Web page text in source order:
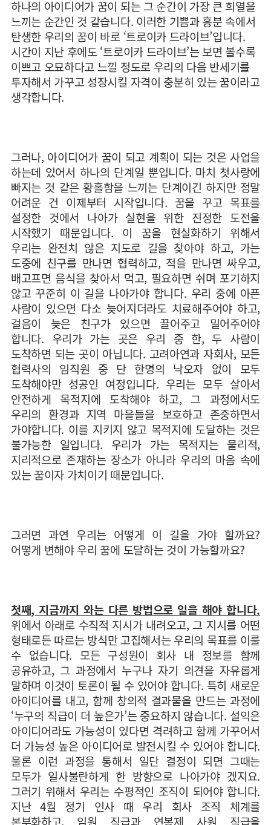
하나의 아이디어가 꿈이 되는 그 순간이 가장 큰 희열을
느끼는 순간인 것 같습니다. 이러한 기쁨과 흥분 속에서
탄생한 우리의 꿈이 바로 ‘트로이카 드라이브’입니다.
시간이 지난 후에도 ‘트로이카 드라이브’는 보면 볼수록
이쁘고 오묘하다고 느낄 정도로 우리의 다음 반세기를
투자해서 가꾸고 성장시킬 자격이 충분히 있는 꿈이라고
생각합니다.
그러나, 아이디어가 꿈이 되고 계획이 되는 것은 사업을
하는데 있어서 하나의 단계일 뿐입니다. 마치 첫사랑에
빠지는 것 같은 황홀함을 느끼는 단계이긴 하지만 정말
어려운 건 이제부터 시작입니다. 꿈을 꾸고 목표를
설정한 것에서 나아가 실현을 위한 진정한 도전을
시작했기 때문입니다. 이 꿈을 현실화하기 위해서
우리는 완전치 않은 지도로 길을 찾아야 하고, 가는
도중에 친구를 만나면 협력하고, 적을 만나면 싸우고,
배고프면 음식을 찾아서 먹고, 필요하면 쉬며 포기하지
않고 꾸준히 이 길을 나아가야 합니다. 우리 중에 아픈
사람이 있으면 다소 늦어지더라도 치료해주어야 하고,
걸음이 늦은 친구가 있으면 끌어주고 밀어주어야
합니다. 우리가 가는 곳은 우리 중 한, 두 사람이
도착하면 되는 곳이 아닙니다. 고려아연과 자회사, 모든
협력사의 임직원 중 단 한명의 낙오자 없이 모두
도착해야만 성공인 여정입니다. 우리는 모두 살아서
안전하게 목적지에 도착해야 하고, 그 과정에서도
우리의 환경과 지역 마을들을 보호하고 존중하면서
가야합니다. 이를 지키지 않고 목적지에 도달하는 것은
불가능한 일입니다. 우리가 가는 목적지는 물리적,
지리적으로 존재하는 장소가 아니라 우리의 마음 속에
있는 꿈이자 가치이기 때문입니다.
그러면 과연 우리는 어떻게 이 길을 가야 할까요?
어떻게 변해야 우리 꿈에 도달하는 것이 가능할까요?
첫째, 지금까지 와는 다른 방법으로 일을 해야 합니다.
위에서 아래로 수직적 지시가 내려오고, 그 지시를 어떤
형태로든 따르는 방식만 고집해서는 우리의 목표를 이룰
수 없습니다. 모든 구성원이 회사 내 정보를 함께
공유하고, 그 과정에서 누구나 자기 의견을 자유롭게
말하며 이것이 토론이 될 수 있어야 합니다. 특히 새로운
아이디어를 내고, 함께 창의적 결과물을 만드는 과정에
‘누구의 직급이 더 높은가’는 중요하지 않습니다. 설익은
아이디어라도 가능성이 있다면 격려하고 함께 가꾸어서
더 가능성 높은 아이디어로 발전시킬 수 있어야 합니다.
물론 이런 과정을 통해서 일단 결정이 되면 그때는
모두가 일사불란하게 한 방향으로 나아가야 겠지요.
그러기 위해서 우리는 수평적인 조직이 되어야 합니다.
지난 4월 정기 인사 때 우리 회사 조직 체계를
본부화하고, 임원 직급과 연봉제 사원 직급을